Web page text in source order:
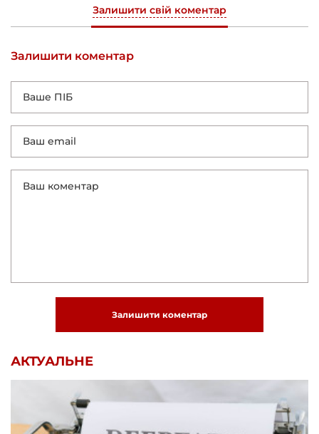
Залишити свій коментар
Залишити коментар
Залишити коментар
АКТУАЛЬНЕ